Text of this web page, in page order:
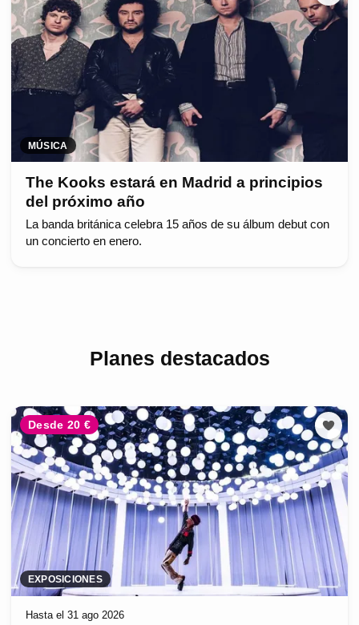
MÚSICA
The Kooks estará en Madrid a principios
del próximo año
La banda británica celebra 15 años de su álbum debut con
un concierto en enero.
Planes destacados
Desde 20 €
EXPOSICIONES
Hasta el 31 ago 2026